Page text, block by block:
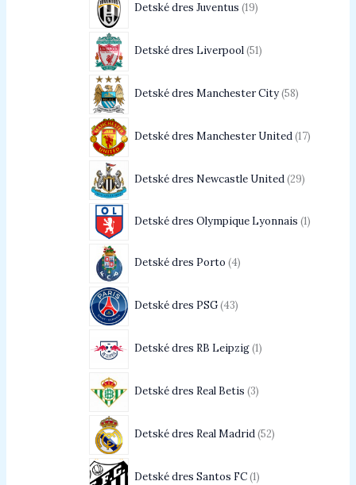
Detské dres Juventus 19
Detské dres Liverpool 51
Detské dres Manchester City 58
Detské dres Manchester United 17
Detské dres Newcastle United 29
Detské dres Olympique Lyonnais 1
Detské dres Porto 4
Detské dres PSG 43
Detské dres RB Leipzig 1
Detské dres Real Betis 3
Detské dres Real Madrid 52
Detské dres Santos FC 1